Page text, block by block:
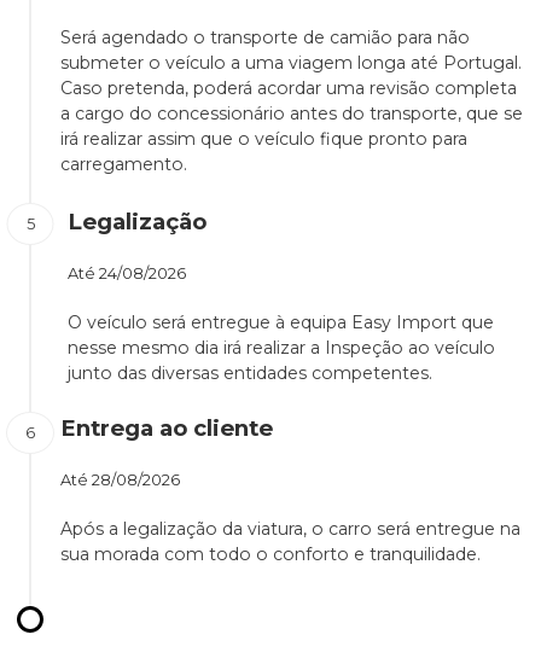
Será agendado o transporte de camião para não
submeter o veículo a uma viagem longa até Portugal.
Caso pretenda, poderá acordar uma revisão completa
a cargo do concessionário antes do transporte, que se
irá realizar assim que o veículo fique pronto para
carregamento.
Legalização
Até 24/08/2026
O veículo será entregue à equipa Easy Import que
nesse mesmo dia irá realizar a Inspeção ao veículo
junto das diversas entidades competentes.
Entrega ao cliente
Até 28/08/2026
Após a legalização da viatura, o carro será entregue na
sua morada com todo o conforto e tranquilidade.